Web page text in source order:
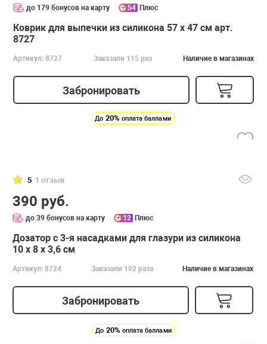
до 179 бонусов на карту 54 Плюс
Коврик для выпечки из силикона 57 х 47 см арт.
8727
Артикул: 8727 Заказали 115 раз Наличие в магазинах
Забронировать
До 20% оплата баллами
5 1 отзыв
390 руб.
до 39 бонусов на карту 12 Плюс
Дозатор с 3-я насадками для глазури из силикона
10 х 8 х 3,6 см
Артикул: 8724 Заказали 102 раза Наличие в магазинах
Забронировать
До 20% оплата баллами